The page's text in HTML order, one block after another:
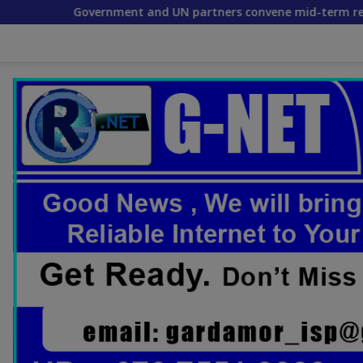
UN partners convene mid-term reflection workshop to